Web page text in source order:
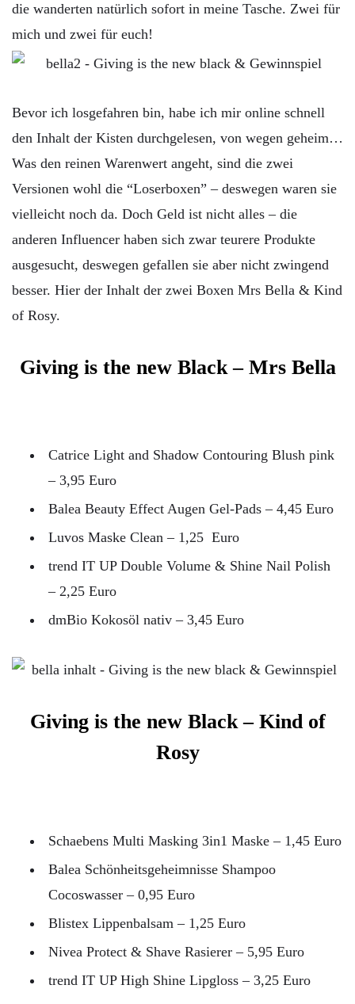
die wanderten natürlich sofort in meine Tasche. Zwei für
mich und zwei für euch!
Bevor ich losgefahren bin, habe ich mir online schnell
den Inhalt der Kisten durchgelesen, von wegen geheim…
Was den reinen Warenwert angeht, sind die zwei
Versionen wohl die “Loserboxen” – deswegen waren sie
vielleicht noch da. Doch Geld ist nicht alles – die
anderen Influencer haben sich zwar teurere Produkte
ausgesucht, deswegen gefallen sie aber nicht zwingend
besser. Hier der Inhalt der zwei Boxen Mrs Bella & Kind
of Rosy.
Giving is the new Black – Mrs Bella
Catrice Light and Shadow Contouring Blush pink
– 3,95 Euro
Balea Beauty Effect Augen Gel-Pads – 4,45 Euro
Luvos Maske Clean – 1,25 Euro
trend IT UP Double Volume & Shine Nail Polish
– 2,25 Euro
dmBio Kokosöl nativ – 3,45 Euro
Giving is the new Black – Kind of
Rosy
Schaebens Multi Masking 3in1 Maske – 1,45 Euro
Balea Schönheitsgeheimnisse Shampoo
Cocoswasser – 0,95 Euro
Blistex Lippenbalsam – 1,25 Euro
Nivea Protect & Shave Rasierer – 5,95 Euro
trend IT UP High Shine Lipgloss – 3,25 Euro